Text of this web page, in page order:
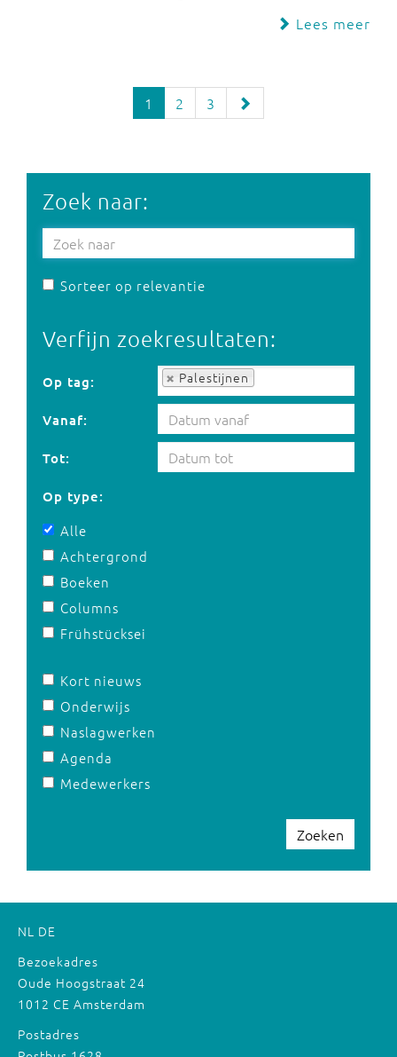
Lees meer
1 2 3
Zoek naar:
Sorteer op relevantie
Verfijn zoekresultaten:
Op tag: Palestijnen
Op tag:
Vanaf:
Tot:
Op type:
Alle
Achtergrond
Boeken
Columns
Frühstücksei
Kort nieuws
Onderwijs
Naslagwerken
Agenda
Medewerkers
Zoeken
NL DE
Bezoekadres
Oude Hoogstraat 24
1012 CE Amsterdam
Postadres